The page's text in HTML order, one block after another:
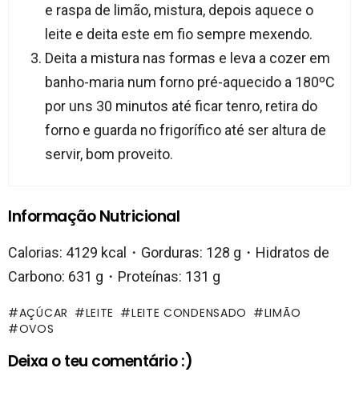
e raspa de limão, mistura, depois aquece o
leite e deita este em fio sempre mexendo.
Deita a mistura nas formas e leva a cozer em
banho-maria num forno pré-aquecido a 180ºC
por uns 30 minutos até ficar tenro, retira do
forno e guarda no frigorífico até ser altura de
servir, bom proveito.
Informação Nutricional
Calorias: 4129 kcal・Gorduras: 128 g・Hidratos de
Carbono: 631 g・Proteínas: 131 g
AÇÚCAR LEITE LEITE CONDENSADO
LIMÃO
OVOS
Deixa o teu comentário :)